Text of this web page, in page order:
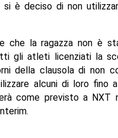
è deciso di non
che la ragazza non è
gli atleti licenziati la
della clausola di non
alcuni di loro fino
come previsto a NXT